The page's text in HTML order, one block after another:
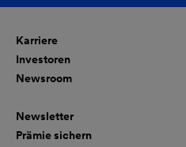
Karriere
Investoren
Newsroom
Newsletter
Prämie sichern